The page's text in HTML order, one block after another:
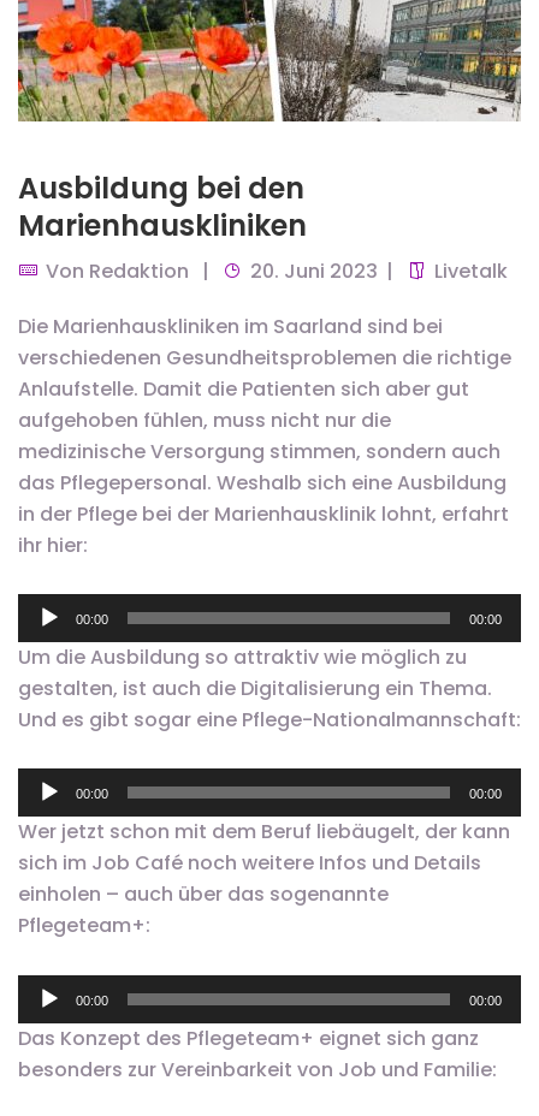
Ausbildung bei den
Marienhauskliniken
Von Redaktion 20. Juni 2023
Livetalk
Die Marienhauskliniken im Saarland sind bei
verschiedenen Gesundheitsproblemen die richtige
Anlaufstelle. Damit die Patienten sich aber gut
aufgehoben fühlen, muss nicht nur die
medizinische Versorgung stimmen, sondern auch
das Pflegepersonal. Weshalb sich eine Ausbildung
in der Pflege bei der Marienhausklinik lohnt, erfahrt
ihr hier:
Audio-
Player
00:00 00:00
Um die Ausbildung so attraktiv wie möglich zu
gestalten, ist auch die Digitalisierung ein Thema.
Und es gibt sogar eine Pflege-Nationalmannschaft:
Audio-
Player
00:00 00:00
Wer jetzt schon mit dem Beruf liebäugelt, der kann
sich im Job Café noch weitere Infos und Details
einholen – auch über das sogenannte
Pflegeteam+:
Audio-
Player
00:00 00:00
Das Konzept des Pflegeteam+ eignet sich ganz
besonders zur Vereinbarkeit von Job und Familie: